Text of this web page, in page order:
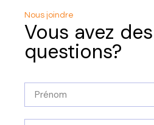
Nous joindre
Vous avez des
questions?